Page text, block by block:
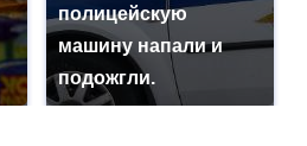
полицейскую
машину напали и
подожгли.